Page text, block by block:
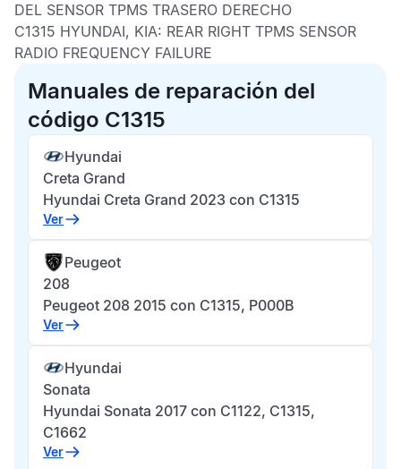
DEL SENSOR TPMS TRASERO DERECHO
C1315 HYUNDAI, KIA: REAR RIGHT TPMS SENSOR
RADIO FREQUENCY FAILURE
Manuales de reparación del
código C1315
Hyundai
Creta Grand
Hyundai Creta Grand 2023 con C1315
Ver
Peugeot
208
Peugeot 208 2015 con C1315, P000B
Ver
Hyundai
Sonata
Hyundai Sonata 2017 con C1122, C1315,
C1662
Ver